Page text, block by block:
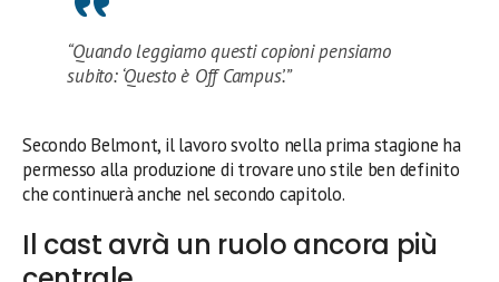
“Quando leggiamo questi copioni pensiamo
subito: ‘Questo è Off Campus’.”
Secondo Belmont, il lavoro svolto nella prima stagione ha
permesso alla produzione di trovare uno stile ben definito
che continuerà anche nel secondo capitolo.
Il cast avrà un ruolo ancora più